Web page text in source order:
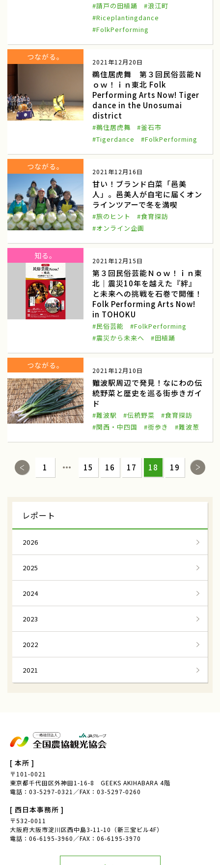
のらぼう菜
国府にんじん
群馬県高崎市 淡路島たまねぎ
淡路たまねぎ収穫体験 兵庫県淡路島
難波ねぎ収穫体験
なにわの伝統野菜 紅だいこん
田舎でいいね食育探訪 紅大根
漁業
伝統漁法刺し網
レタス 山菜摘み
城泊 日本の城に宿泊
歴史的建造物や文化財 特別な体験
ガストロノミーツーリズム 野菜収穫体験
奈良県金剛葛城山麓 花御所柿
はなごしょかき収穫体験 鳥取県こおげ
八朔 猫の手援農隊
和歌山県紀の川市
長野県松本市 はたごんぼ
はたごんぼ収穫 和歌山県橋本市
フレッシュホップ
万願寺とうがらし
オクラ収穫体験 兵庫県但馬
栃木県宇都宮市 いちじく
中田の棚田
備前黒皮かぼちゃ
宮城県 ゆず収穫隊
福島県矢祭町
おおまさり
茨城県
グアバ栄養
グアバ加工品
耕作放棄地 京北地域
桑の葉剪定援農隊
甲斐市 さるなし
#請戸の田植踊
#浪江町
#Riceplantingdance
#FolkPerforming
つながる。
2021年12月20日
鵜住居虎舞 第３回民俗芸能Ｎ
ｏｗ！ｉｎ東北 Folk
Performing Arts Now! Tiger
dance in the Unosumai
district
#鵜住居虎舞
#釜石市
#Tigerdance
#FolkPerforming
つながる。
2021年12月16日
甘い！ブランド白菜「邑美
人」。邑美人が自宅に届くオン
ラインツアーで冬を満喫
#旅のヒント
#食育探訪
#オンライン企画
知る。
2021年12月15日
第３回民俗芸能Ｎｏｗ！ｉｎ東
北｜震災10年を越えた『絆』
と未来への挑戦を石巻で開催！
Folk Performing Arts Now!
in TOHOKU
#民俗芸能
#FolkPerforming
#震災から未来へ
#田植踊
つながる。
2021年12月10日
難波駅周辺で発見！なにわの伝
統野菜と歴史を巡る街歩きガイ
ド
#難波駅 #伝統野菜
#食育探訪
#関西・中四国
#街歩き #難波葱
1 15 16 17 18 19
レポート
2026
2025
2024
2023
2022
2021
[ 本所 ]
〒101-0021
東京都千代田区外神田1-16-8 GEEKS AKIHABARA 4階
電話：03-5297-0321／FAX：03-5297-0260
[ 西日本事務所 ]
〒532-0011
大阪府大阪市淀川区西中島3-11-10（新三宝ビル4F）
電話：06-6195-3960／FAX：06-6195-3970